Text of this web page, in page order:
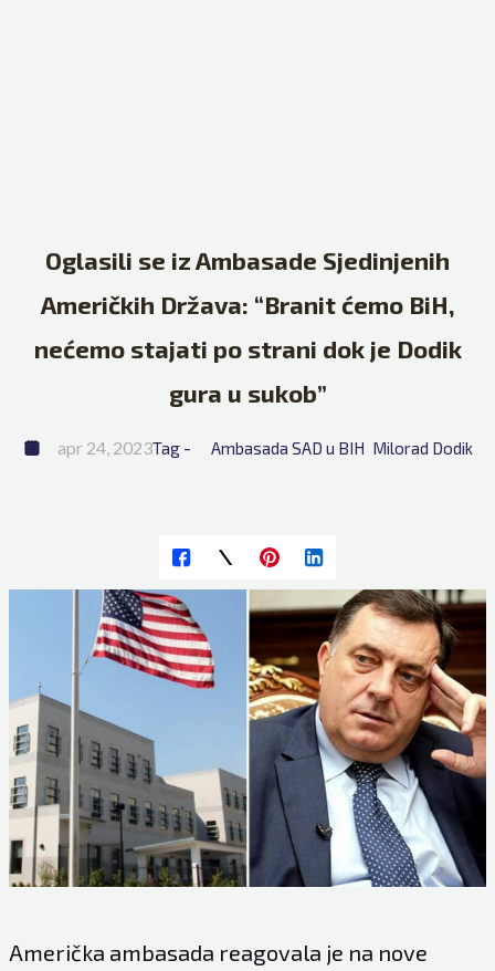
Oglasili se iz Ambasade Sjedinjenih
Američkih Država: “Branit ćemo BiH,
nećemo stajati po strani dok je Dodik
gura u sukob”
apr 24, 2023Tag - Ambasada SAD u BIH Milorad Dodik
Američka ambasada reagovala je na nove